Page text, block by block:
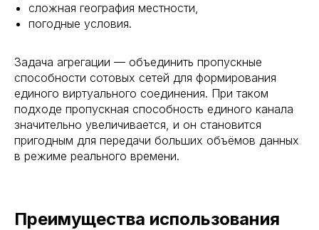
сложная география местности,
погодные условия.
Задача агрегации — объединить пропускные
способности сотовых сетей для формирования
единого виртуального соединения. При таком
подходе пропускная способность единого канала
значительно увеличивается, и он становится
пригодным для передачи больших объёмов данных
в режиме реального времени.
Преимущества использования